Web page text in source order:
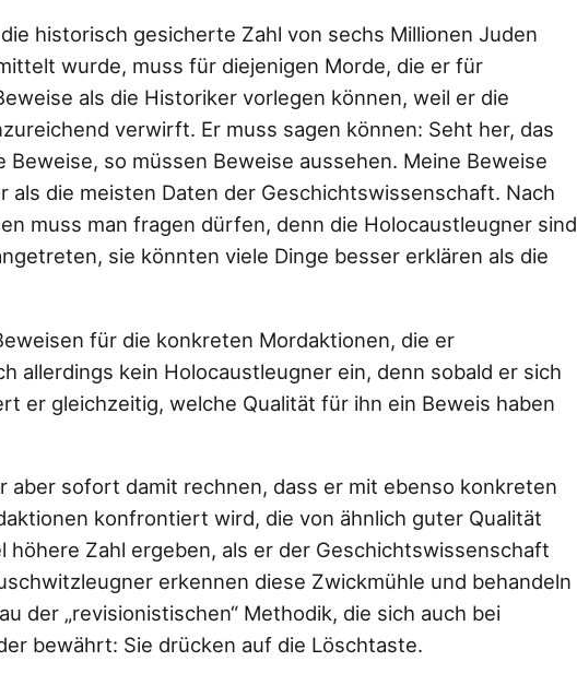
historisch gesicherte Zahl von sechs Millionen Juden
wurde, muss für diejenigen Morde, die er für
als die Historiker vorlegen können, weil er die
verwirft. Er muss sagen können: Seht her, das
so müssen Beweise aussehen. Meine Beweise
als die meisten Daten der Geschichtswissenschaft. Nach
muss man fragen dürfen, denn die Holocaustleugner sind
sie könnten viele Dinge besser erklären als die
für die konkreten Mordaktionen, die er
allerdings kein Holocaustleugner ein, denn sobald er sich
er gleichzeitig, welche Qualität für ihn ein Beweis haben
aber sofort damit rechnen, dass er mit ebenso konkreten
konfrontiert wird, die von ähnlich guter Qualität
höhere Zahl ergeben, als er der Geschichtswissenschaft
erkennen diese Zwickmühle und behandeln
der „revisionistischen“ Methodik, die sich auch bei
bewährt: Sie drücken auf die Löschtaste.